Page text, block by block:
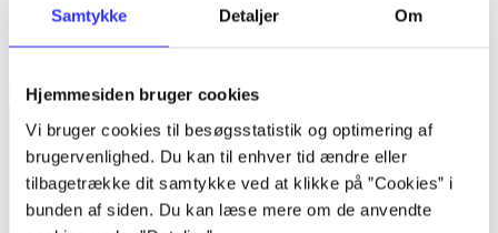
Samtykke Detaljer Om
Hjemmesiden bruger cookies
Vi bruger cookies til besøgsstatistik og optimering af
brugervenlighed. Du kan til enhver tid ændre eller
tilbagetrække dit samtykke ved at klikke på ”Cookies” i
bunden af siden. Du kan læse mere om de anvendte